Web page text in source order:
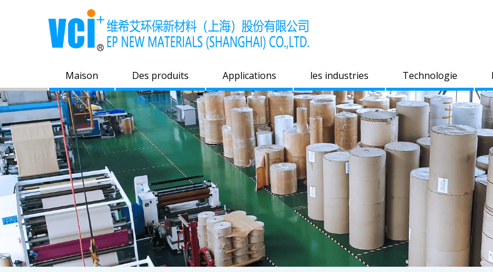
Maison Des produits Applications les industries Technologie